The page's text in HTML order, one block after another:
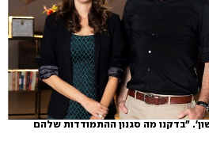
"בדקנו מה סגנון ההתמודדות שלהם